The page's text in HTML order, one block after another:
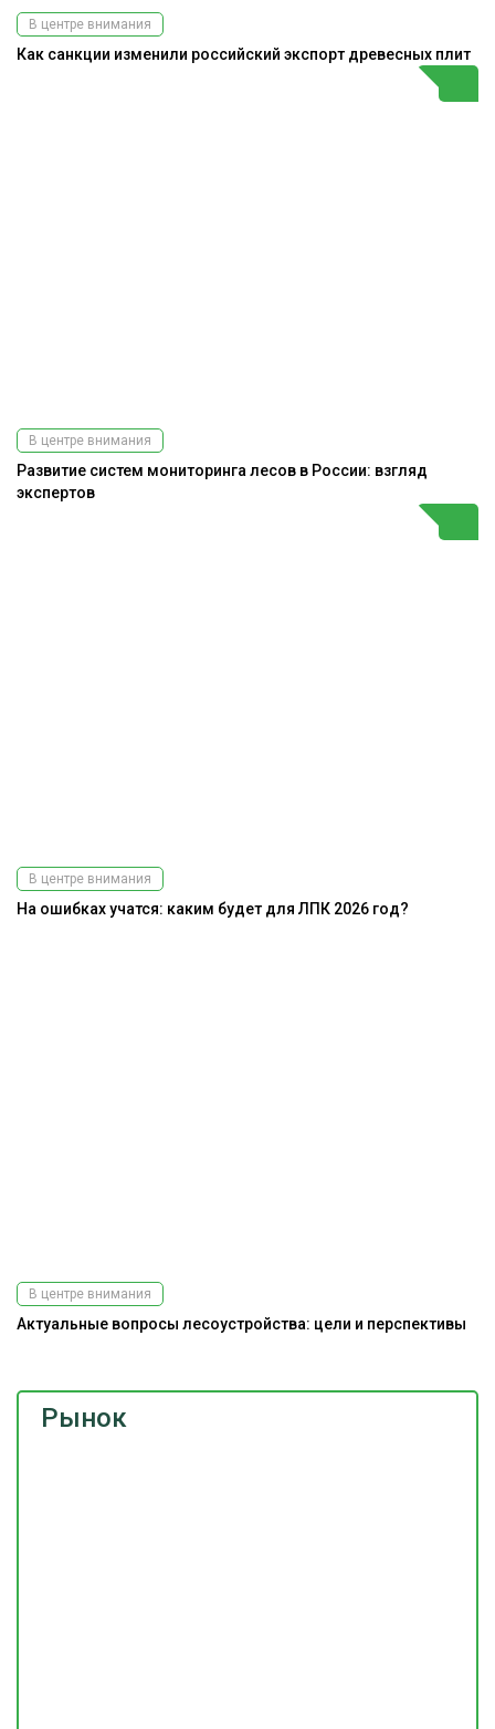
Рынок
В центре внимания
Как санкции изменили российский экспорт древесных плит
В центре внимания
Развитие систем мониторинга лесов в России: взгляд
экспертов
В центре внимания
На ошибках учатся: каким будет для ЛПК 2026 год?
В центре внимания
Актуальные вопросы лесоустройства: цели и перспективы